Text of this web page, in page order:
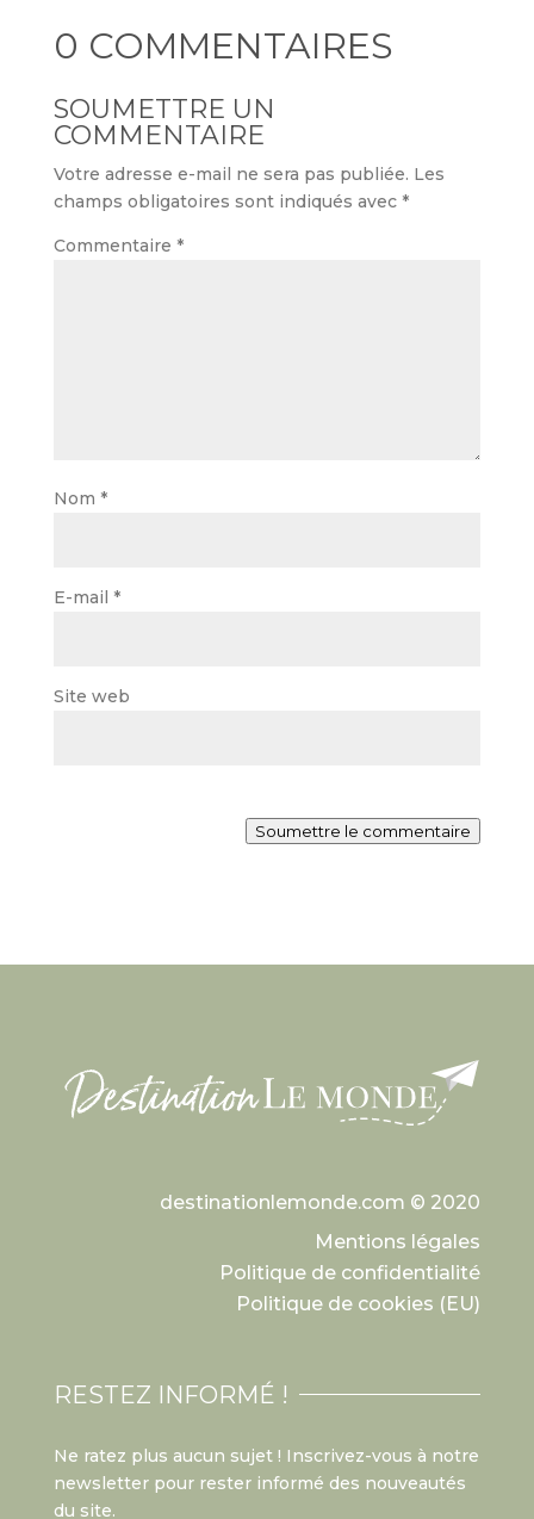
0 COMMENTAIRES
SOUMETTRE UN
COMMENTAIRE
Votre adresse e-mail ne sera pas publiée. Les
champs obligatoires sont indiqués avec *
Commentaire *
Nom *
E-mail *
Site web
Soumettre le commentaire
destinationlemonde.com © 2020
Mentions légales
Politique de confidentialité
Politique de cookies (EU)
RESTEZ INFORMÉ !
Ne ratez plus aucun sujet ! Inscrivez-vous à notre
newsletter pour rester informé des nouveautés
du site.